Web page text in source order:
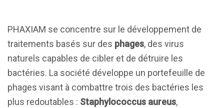
PHAXIAM se concentre sur le développement de
traitements basés sur des phages, des virus
naturels capables de cibler et de détruire les
bactéries. La société développe un portefeuille de
phages visant à combattre trois des bactéries les
plus redoutables : Staphylococcus aureus,